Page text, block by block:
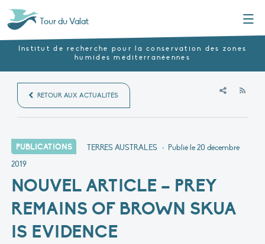
Tour du Valat
Institut de recherche pour la conservation des zones
humides méditerranéennes
RETOUR AUX ACTUALITÉS
PUBLICATIONS TERRES AUSTRALES • Publié le20 décembre
2019
NOUVEL ARTICLE – PREY
REMAINS OF BROWN SKUA
IS EVIDENCE